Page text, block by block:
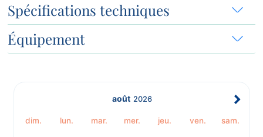
Spécifications techniques
Équipement
août 2026
dim. lun. mar. mer. jeu. ven. sam.